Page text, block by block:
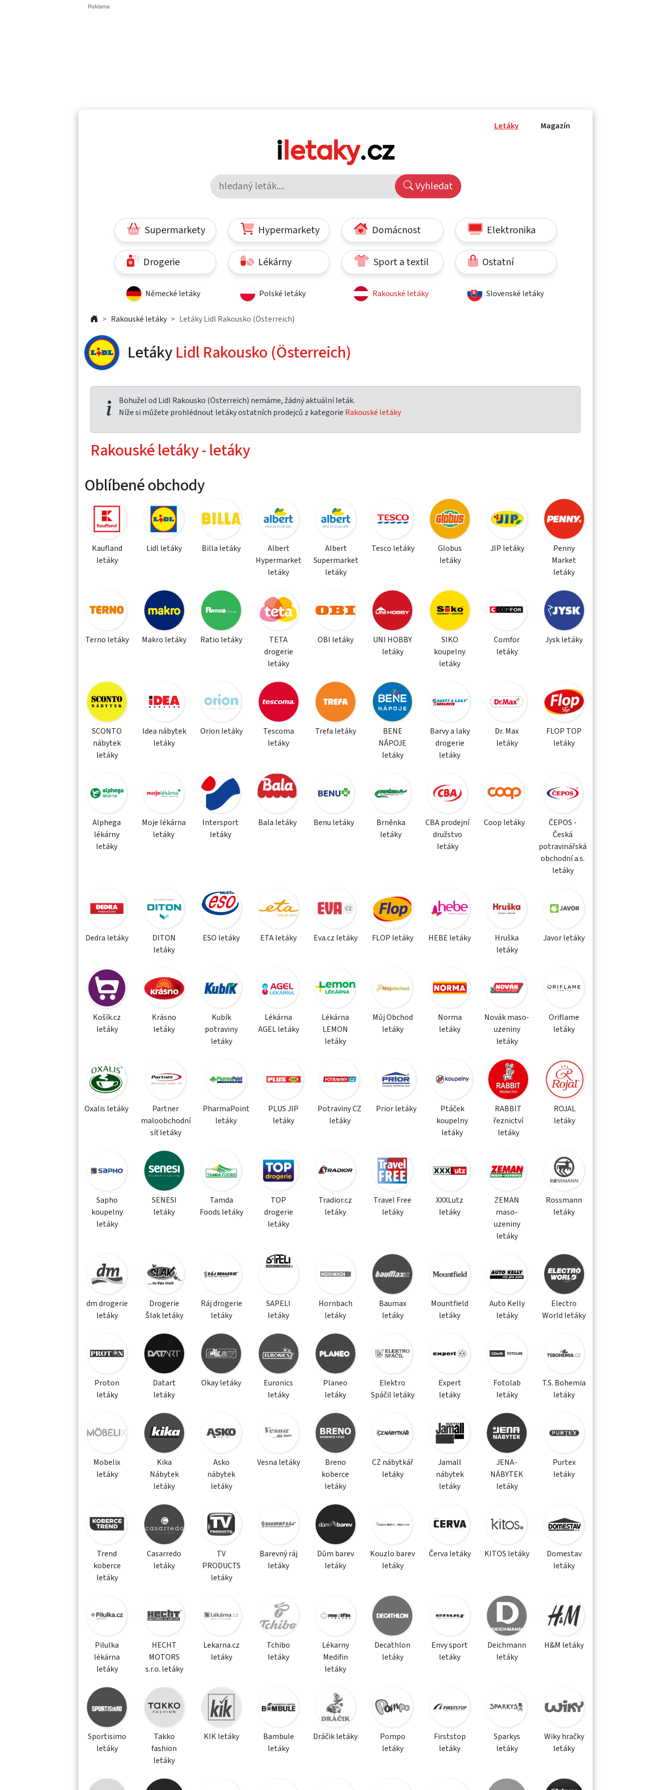
Letáky Magazín
Vyhledat
Supermarkety Hypermarkety Domácnost Elektronika
Drogerie Lékárny Sport a textil Ostatní
Německé letáky Polské letáky Rakouské letáky Slovenské letáky
Rakouské letáky Letáky Lidl Rakousko (Österreich)
LetákyLidl Rakousko (Österreich)
Bohužel od Lidl Rakousko (Österreich) nemáme, žádný aktuální leták.
Níže si můžete prohlédnout letáky ostatních prodejců z kategorie Rakouské letáky
Rakouské letáky - letáky
Oblíbené obchody
Kaufland
letáky
Lidl letáky Billa letáky
Albert
Hypermarket
letáky
Albert
Supermarket
letáky
Tesco letáky
Globus
letáky
JIP letáky
Penny
Market
letáky
Terno letáky Makro letáky Ratio letáky
TETA
drogerie
letáky
OBI letáky
UNI HOBBY
letáky
SIKO
koupelny
letáky
Comfor
letáky
Jysk letáky
SCONTO
nábytek
letáky
Idea nábytek
letáky
Orion letáky
Tescoma
letáky
Trefa letáky
BENE
NÁPOJE
letáky
Barvy a laky
drogerie
letáky
Dr. Max
letáky
FLOP TOP
letáky
Alphega
lékárny
letáky
Moje lékárna
letáky
Intersport
letáky
Bala letáky Benu letáky
Brněnka
letáky
CBA prodejní
družstvo
letáky
Coop letáky
ČEPOS -
Česká
potravinářská
obchodní a.s.
letáky
Dedra letáky
DITON
letáky
ESO letáky ETA letáky Eva.cz letáky FLOP letáky HEBE letáky
Hruška
letáky
Javor letáky
Košík.cz
letáky
Krásno
letáky
Kubík
potraviny
letáky
Lékárna
AGEL letáky
Lékárna
LEMON
letáky
Můj Obchod
letáky
Norma
letáky
Novák maso-
uzeniny
letáky
Oriflame
letáky
Oxalis letáky
Partner
maloobchodní
síť letáky
PharmaPoint
letáky
PLUS JIP
letáky
Potraviny CZ
letáky
Prior letáky
Ptáček
koupelny
letáky
RABBIT
řeznictví
letáky
ROJAL
letáky
Sapho
koupelny
letáky
SENESI
letáky
Tamda
Foods letáky
TOP
drogerie
letáky
Tradior.cz
letáky
Travel Free
letáky
XXXLutz
letáky
ZEMAN
maso-
uzeniny
letáky
Rossmann
letáky
dm drogerie
letáky
Drogerie
Šlak letáky
Ráj drogerie
letáky
SAPELI
letáky
Hornbach
letáky
Baumax
letáky
Mountfield
letáky
Auto Kelly
letáky
Electro
World letáky
Proton
letáky
Datart
letáky
Okay letáky
Euronics
letáky
Planeo
letáky
Elektro
Spáčil letáky
Expert
letáky
Fotolab
letáky
T.S. Bohemia
letáky
Mobelix
letáky
Kika
Nábytek
letáky
Asko
nábytek
letáky
Vesna letáky
Breno
koberce
letáky
CZ nábytkář
letáky
Jamall
nábytek
letáky
JENA-
NÁBYTEK
letáky
Purtex
letáky
Trend
koberce
letáky
Casarredo
letáky
TV
PRODUCTS
letáky
Barevný ráj
letáky
Dům barev
letáky
Kouzlo barev
letáky
Červa letáky KITOS letáky
Domestav
letáky
Pilulka
lékárna
letáky
HECHT
MOTORS
s.r.o. letáky
Lekarna.cz
letáky
Tchibo
letáky
Lékarny
Medifin
letáky
Decathlon
letáky
Envy sport
letáky
Deichmann
letáky
H&M letáky
Sportisimo
letáky
Takko
fashion
letáky
KIK letáky
Bambule
letáky
Dráčik letáky
Pompo
letáky
Firststop
letáky
Sparkys
letáky
Wiky hračky
letáky